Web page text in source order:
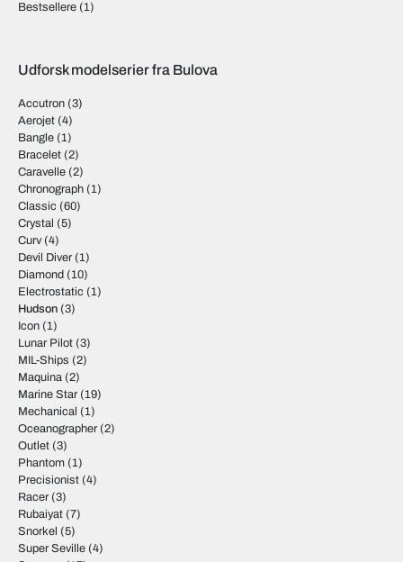
Bestsellere (1)
Udforsk modelserier fra Bulova
Accutron (3)
Aerojet (4)
Bangle (1)
Bracelet (2)
Caravelle (2)
Chronograph (1)
Classic (60)
Crystal (5)
Curv (4)
Devil Diver (1)
Diamond (10)
Electrostatic (1)
Hudson (3)
Icon (1)
Lunar Pilot (3)
MIL-Ships (2)
Maquina (2)
Marine Star (19)
Mechanical (1)
Oceanographer (2)
Outlet (3)
Phantom (1)
Precisionist (4)
Racer (3)
Rubaiyat (7)
Snorkel (5)
Super Seville (4)